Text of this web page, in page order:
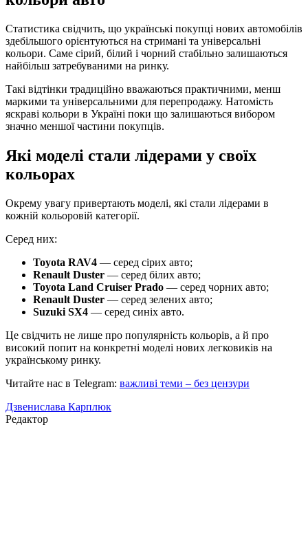
Статистика свідчить, що українські покупці нових автомобілів
здебільшого орієнтуються на стримані та універсальні
кольори. Саме сірий, білий і чорний стабільно залишаються
найбільш затребуваними на ринку.
Такі відтінки традиційно вважаються практичними, менш
маркими та універсальними для перепродажу. Натомість
яскраві кольори в Україні поки що залишаються вибором
значно меншої частини покупців.
Які моделі стали лідерами у своїх
кольорах
Окрему увагу привертають моделі, які стали лідерами в
кожній кольоровій категорії.
Серед них:
Toyota RAV4 — серед сірих авто;
Renault Duster — серед білих авто;
Toyota Land Cruiser Prado — серед чорних авто;
Renault Duster — серед зелених авто;
Suzuki SX4 — серед синіх авто.
Це свідчить не лише про популярність кольорів, а й про
високий попит на конкретні моделі нових легковиків на
українському ринку.
Читайте нас в Telegram: важливі теми – без цензури
Дзвенислава Карплюк
Редактор